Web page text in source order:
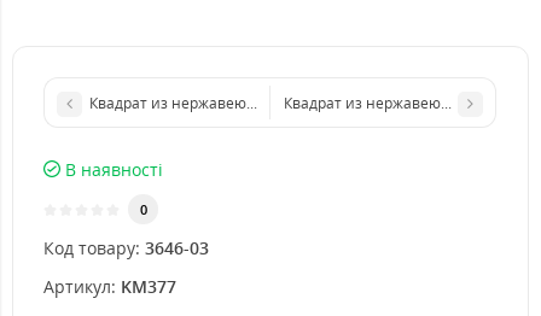
Квадрат из нержавеющего листа 200х200 мм размер
Квадрат из нержавеющего листа
В наявності
0
Код товару: 3646-03
Артикул: KM377